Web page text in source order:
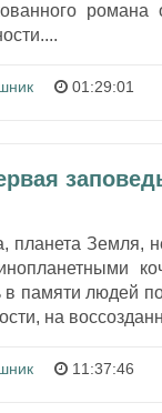
романа
01:29:01
планета Земля,
в памяти людей
на
11:37:46